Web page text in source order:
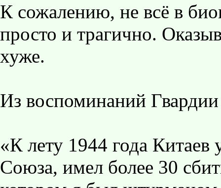
К сожалению, не всё в
просто и трагично.
хуже.
Из воспоминаний
«К лету 1944 года
Союза, имел более 30